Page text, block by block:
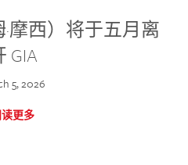
·摩西）将于五月离
GIA
5, 2026
更多